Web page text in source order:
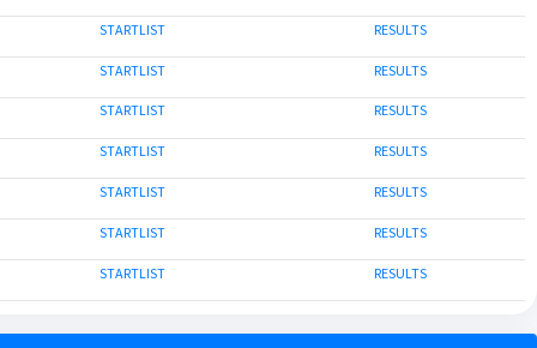
STARTLIST RESULTS
STARTLIST RESULTS
STARTLIST RESULTS
STARTLIST RESULTS
STARTLIST RESULTS
STARTLIST RESULTS
STARTLIST RESULTS